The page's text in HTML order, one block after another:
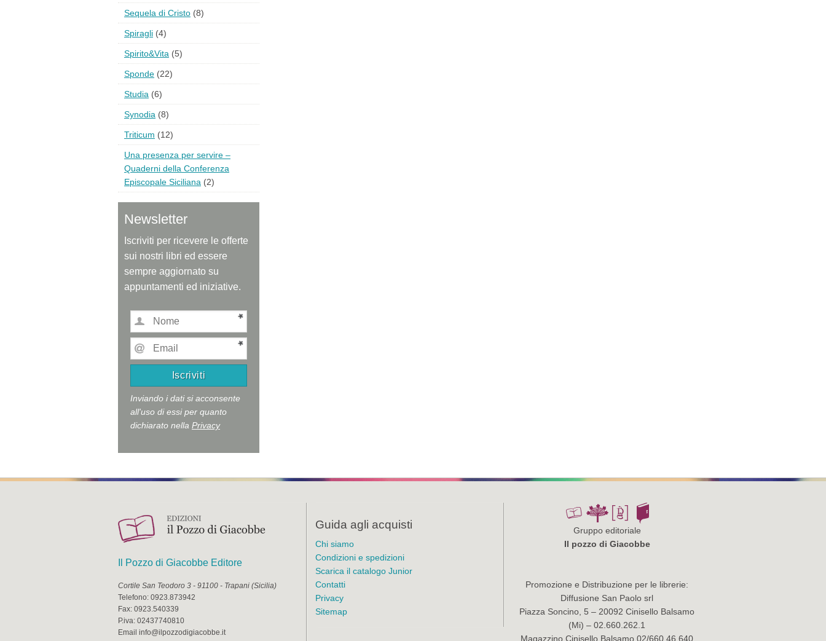
Sequela di Cristo (8)
Spiragli (4)
Spirito&Vita (5)
Sponde (22)
Studia (6)
Synodia (8)
Triticum (12)
Una presenza per servire –
Quaderni della Conferenza
Episcopale Siciliana (2)
Newsletter
Iscriviti per ricevere le offerte
sui nostri libri ed essere
sempre aggiornato su
appuntamenti ed iniziative.
Inviando i dati si acconsente
all'uso di essi per quanto
dichiarato nella Privacy
Il Pozzo di Giacobbe Editore
Cortile San Teodoro 3 - 91100 - Trapani (Sicilia)
Telefono: 0923.873942
Fax: 0923.540339
P.iva: 02437740810
Email info@ilpozzodigiacobbe.it
Guida agli acquisti
Chi siamo
Condizioni e spedizioni
Scarica il catalogo Junior
Contatti
Privacy
Sitemap
Gruppo editoriale
Il pozzo di Giacobbe
Promozione e Distribuzione per le librerie:
Diffusione San Paolo srl
Piazza Soncino, 5 – 20092 Cinisello Balsamo
(Mi) – 02.660.262.1
Magazzino Cinisello Balsamo 02/660.46.640